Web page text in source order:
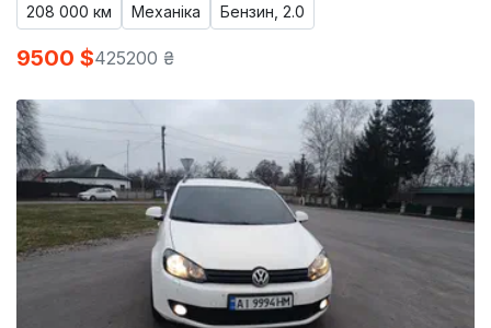
208 000 км Механіка Бензин, 2.0
9500 $425200 ₴